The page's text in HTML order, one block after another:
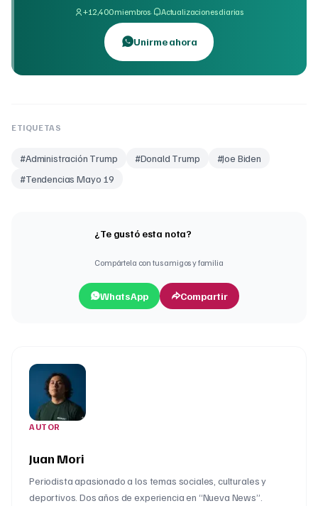
+12,400 miembros· Actualizaciones diarias
Unirme ahora
ETIQUETAS
#Administración Trump #Donald Trump #Joe Biden
#Tendencias Mayo 19
¿Te gustó esta nota?
Compártela con tus amigos y familia
WhatsApp Compartir
AUTOR
Juan Mori
Periodista apasionado a los temas sociales, culturales y
deportivos. Dos años de experiencia en “Nueva News”.